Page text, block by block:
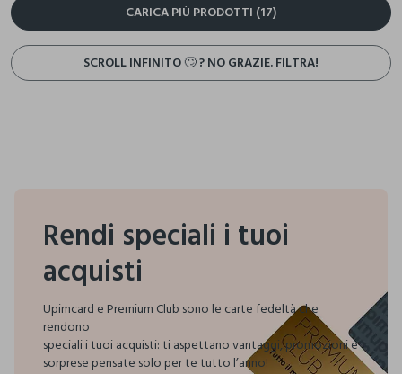
CARICA PIÙ PRODOTTI (17)
SCROLL INFINITO 🙄 ? NO GRAZIE. FILTRA!
Rendi speciali i tuoi
acquisti
Upimcard e Premium Club sono le carte fedeltà che
rendono
speciali i tuoi acquisti:ti aspettano vantaggi, promozioni e
sorprese pensate solo per te tutto l’anno!